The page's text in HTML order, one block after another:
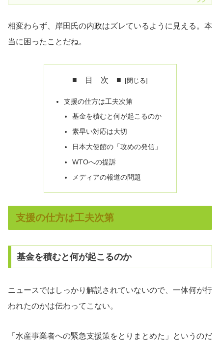
相変わらず、岸田氏の内政はズレているように見える。本
当に困ったことだね。
■ 目 次 ■
支援の仕方は工夫次第
基金を積むと何が起こるのか
素早い対応は大切
日本大使館の「攻めの発信」
WTOへの提訴
メディアの報道の問題
支援の仕方は工夫次第
基金を積むと何が起こるのか
ニュースではしっかり解説されていないので、一体何が行
われたのかは伝わってこない。
「水産事業者への緊急支援策をとりまとめた」というのだ